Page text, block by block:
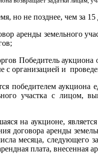
но не позднее, чем за
аренды земельного
Победитель
с организацией и
победителем
участка с лицом,
на аукционе,
договора аренды
месяца, следующего
плата, внесенная